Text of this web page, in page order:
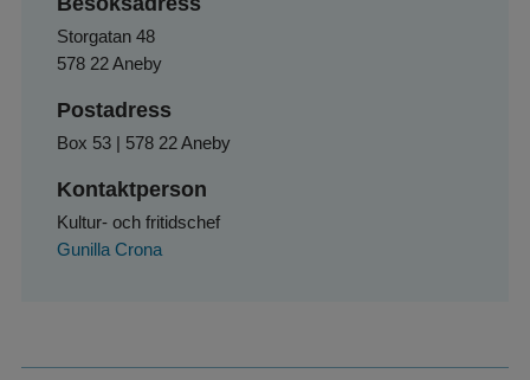
Storgatan 48
578 22 Aneby
Postadress
Box 53 | 578 22 Aneby
Kontaktperson
Kultur- och fritidschef
Gunilla Crona